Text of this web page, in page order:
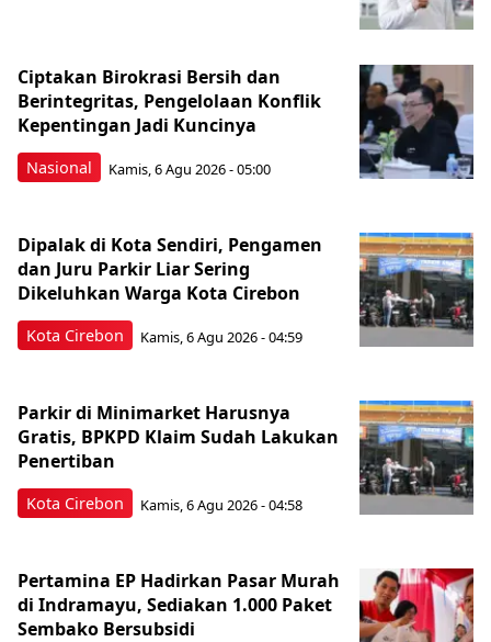
Nasional
Ciptakan Birokrasi Bersih dan
Berintegritas, Pengelolaan Konflik
Kepentingan Jadi Kuncinya
Kamis, 6 Agu 2026 - 05:00
Kota Cirebon
Dipalak di Kota Sendiri, Pengamen
dan Juru Parkir Liar Sering
Dikeluhkan Warga Kota Cirebon
Kamis, 6 Agu 2026 - 04:59
Kota Cirebon
Parkir di Minimarket Harusnya
Gratis, BPKPD Klaim Sudah Lakukan
Penertiban
Kamis, 6 Agu 2026 - 04:58
Pertamina EP Hadirkan Pasar Murah
di Indramayu, Sediakan 1.000 Paket
Sembako Bersubsidi